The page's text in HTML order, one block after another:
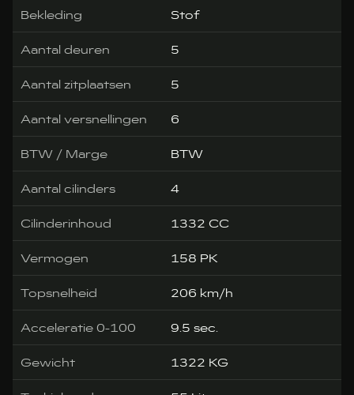
Bekleding Stof
Aantal deuren 5
Aantal zitplaatsen 5
Aantal versnellingen 6
BTW / Marge BTW
Aantal cilinders 4
Cilinderinhoud 1332 CC
Vermogen 158 PK
Topsnelheid 206 km/h
Acceleratie 0-100 9.5 sec.
Gewicht 1322 KG